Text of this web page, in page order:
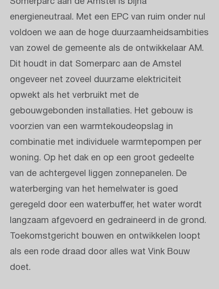
energieneutraal. Met een EPC van ruim onder nul
voldoen we aan de hoge duurzaamheidsambities
van zowel de gemeente als de ontwikkelaar AM.
Dit houdt in dat Somerparc aan de Amstel
ongeveer net zoveel duurzame elektriciteit
opwekt als het verbruikt met de
gebouwgebonden installaties. Het gebouw is
voorzien van een warmtekoudeopslag in
combinatie met individuele warmtepompen per
woning. Op het dak en op een groot gedeelte
van de achtergevel liggen zonnepanelen. De
waterberging van het hemelwater is goed
geregeld door een waterbuffer, het water wordt
langzaam afgevoerd en gedraineerd in de grond.
Toekomstgericht bouwen en ontwikkelen loopt
als een rode draad door alles wat Vink Bouw
doet.